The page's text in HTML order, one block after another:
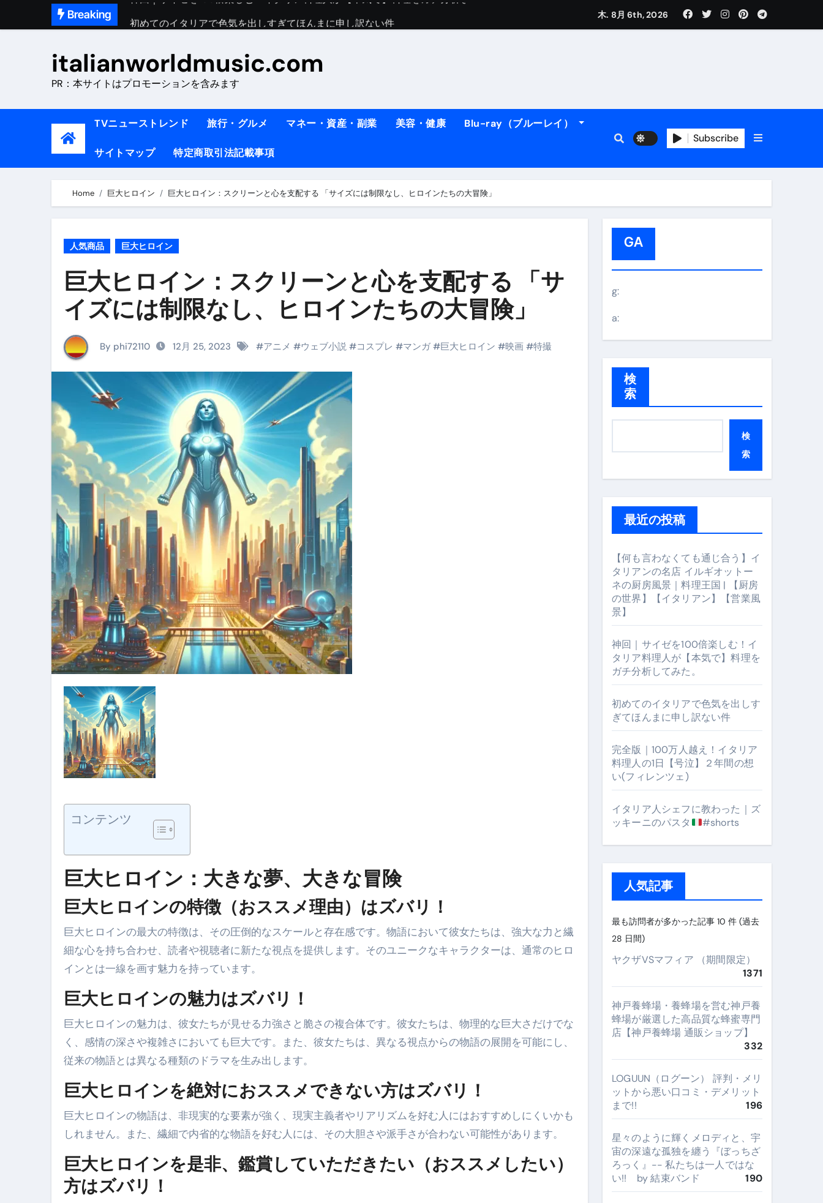
Breaking
イタリア人シェフに教わった｜ズッキーニのパスタ
​「イタリア旅行最高！いつか移住したい！」と思っている人が見たら、一瞬で現実に引き戻されるデータです。
イタリアNo. 1肉料理【ポルケッタ】スーパーの豚肉が大変身#shorts
トラブル回避のリアルな裏技アドバイスも
ラビッド・ドッグズ （ブルーレイディスク）
【カルボナーラの世界】イタリア料理 #Shorts
イタリア料理店【営業風景】週末ビリビリのランチ営業
笑む窓のある家 4K修復版 （ブルーレイディスク）
【Vlog：July 2025】マリナと過ごしたイタリア
イタリアでの最後の仕事【帰国前最後の一週間】さよなら！イタリア！
Lake Como, Italy VLOG | Awesome things to do in Lake Como!
【Instagram Live】イタリア行きの飛行機乗り遅れ事件について
【賄いラーメン】人生初の二郎系ラーメン！イタリア人シェフ達に作ってみた結果…
【トマトパスタ】三ツ星シェフのパスタを完全再現 #shorts
フェノミナ-4K吹替音声収録版 SPECIAL-（4K ULTRA HD）
フェノミナ-4K吹替音声収録版- （ブルーレイディスク）
2026年料理人ローマへ行く！航空券0円てマジ？&アジア飯食べ尽くし
今年一番美味しい【卵かけご飯】#shorts
イタリア流
カリカリ羽つきポテト#shorts
イタリア旅行体験談＆オススメスポット｜a domenica! – Podcast #8
本場イタリア観光客の来ない店【ペスト・ジェノベーゼ】が衝撃のうまさ！
【何も言わなくても通じ合う】イタリアンの名店 イルギオットーネの厨房風景｜料理王国 | 【厨房の世界】【イタリアン】【営業風景】
木. 8月 6th, 2026
italianworldmusic.com
PR：本サイトはプロモーションを含みます
TVニューストレンド 旅行・グルメ マネー・資産・副業 美容・健康 Blu-ray（ブルーレイ）
サイトマップ 特定商取引法記載事項
Subscribe
Home 巨大ヒロイン 巨大ヒロイン：スクリーンと心を支配する 「サイズには制限なし、ヒロインたちの大冒険」
人気商品 巨大ヒロイン
巨大ヒロイン：スクリーンと心を支配する 「サ
イズには制限なし、ヒロインたちの大冒険」
By phi72110 12月 25, 2023 #アニメ #ウェブ小説 #コスプレ #マンガ #巨大ヒロイン #映画 #特撮
コンテンツ
巨大ヒロイン：大きな夢、大きな冒険
巨大ヒロインの特徴（おススメ理由）はズバリ！
巨大ヒロインの最大の特徴は、その圧倒的なスケールと存在感です。物語において彼女たちは、強大な力と繊
細な心を持ち合わせ、読者や視聴者に新たな視点を提供します。そのユニークなキャラクターは、通常のヒロ
インとは一線を画す魅力を持っています。
巨大ヒロインの魅力はズバリ！
巨大ヒロインの魅力は、彼女たちが見せる力強さと脆さの複合体です。彼女たちは、物理的な巨大さだけでな
く、感情の深さや複雑さにおいても巨大です。また、彼女たちは、異なる視点からの物語の展開を可能にし、
従来の物語とは異なる種類のドラマを生み出します。
巨大ヒロインを絶対におススメできない方はズバリ！
巨大ヒロインの物語は、非現実的な要素が強く、現実主義者やリアリズムを好む人にはおすすめしにくいかも
しれません。また、繊細で内省的な物語を好む人には、その大胆さや派手さが合わない可能性があります。
巨大ヒロインを是非、鑑賞していただきたい（おススメしたい）
方はズバリ！
GA
g:
a:
検
索
検
索
最近の投稿
【何も言わなくても通じ合う】イ
タリアンの名店 イルギオットー
ネの厨房風景｜料理王国 | 【厨房
の世界】【イタリアン】【営業風
景】
神回｜サイゼを100倍楽しむ！イ
タリア料理人が【本気で】料理を
ガチ分析してみた。
初めてのイタリアで色気を出しす
ぎてほんまに申し訳ない件
完全版｜100万人越え！イタリア
料理人の1日【号泣】２年間の想
い(フィレンツェ)
イタリア人シェフに教わった｜ズ
ッキーニのパスタ
#shorts
人気記事
最も訪問者が多かった記事 10 件 (過去
28 日間)
ヤクザVSマフィア （期間限定）
1371
神戸養蜂場・養蜂場を営む神戸養
蜂場が厳選した高品質な蜂蜜専門
店【神戸養蜂場 通販ショップ】
332
LOGUUN（ログーン） 評判・メリ
ットから悪い口コミ・デメリット
まで!!
196
星々のように輝くメロディと、宇
宙の深遠な孤独を纏う『ぼっちざ
ろっく』-- 私たちは一人ではな
い!! by 結束バンド
190